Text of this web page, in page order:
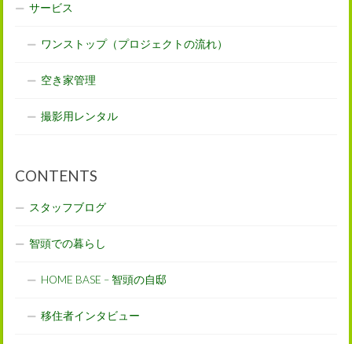
サービス
ワンストップ（プロジェクトの流れ）
空き家管理
撮影用レンタル
CONTENTS
スタッフブログ
智頭での暮らし
HOME BASE – 智頭の自邸
移住者インタビュー